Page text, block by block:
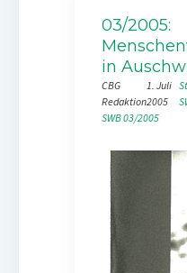
03/2005:
in
CBG
Redaktion
1. Juli
2005
SWB 03/2005